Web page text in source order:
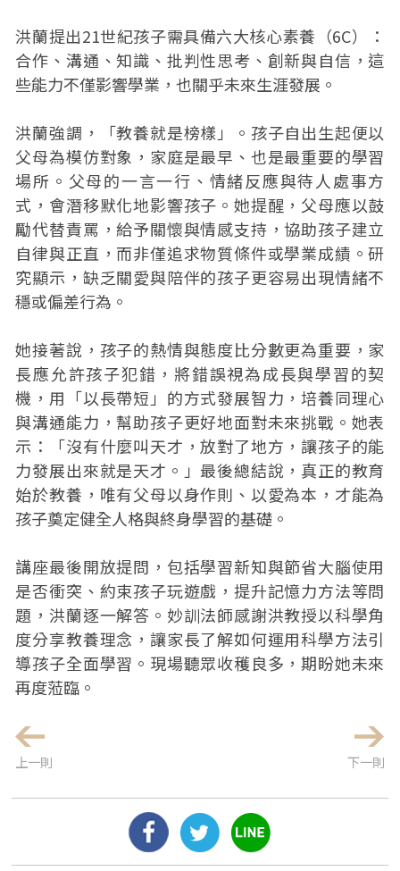
洪蘭提出21世紀孩子需具備六大核心素養（6C）：
合作、溝通、知識、批判性思考、創新與自信，這
些能力不僅影響學業，也關乎未來生涯發展。
洪蘭強調，「教養就是榜樣」。孩子自出生起便以
父母為模仿對象，家庭是最早、也是最重要的學習
場所。父母的一言一行、情緒反應與待人處事方
式，會潛移默化地影響孩子。她提醒，父母應以鼓
勵代替責罵，給予關懷與情感支持，協助孩子建立
自律與正直，而非僅追求物質條件或學業成績。研
究顯示，缺乏關愛與陪伴的孩子更容易出現情緒不
穩或偏差行為。
她接著說，孩子的熱情與態度比分數更為重要，家
長應允許孩子犯錯，將錯誤視為成長與學習的契
機，用「以長帶短」的方式發展智力，培養同理心
與溝通能力，幫助孩子更好地面對未來挑戰。她表
示：「沒有什麼叫天才，放對了地方，讓孩子的能
力發展出來就是天才。」最後總結說，真正的教育
始於教養，唯有父母以身作則、以愛為本，才能為
孩子奠定健全人格與終身學習的基礎。
講座最後開放提問，包括學習新知與節省大腦使用
是否衝突、約束孩子玩遊戲，提升記憶力方法等問
題，洪蘭逐一解答。妙訓法師感謝洪教授以科學角
度分享教養理念，讓家長了解如何運用科學方法引
導孩子全面學習。現場聽眾收穫良多，期盼她未來
再度蒞臨。
上一則 下一則